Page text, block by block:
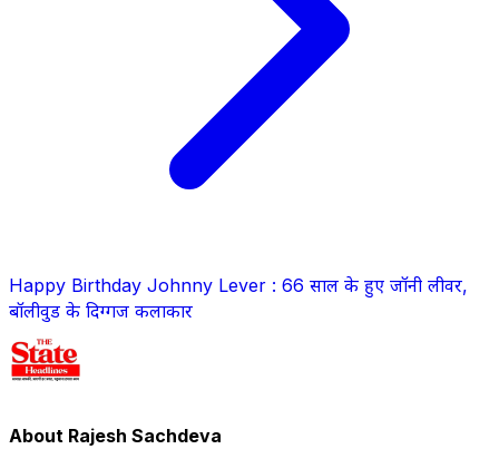
Happy Birthday Johnny Lever : 66 साल के हुए जॉनी लीवर,
बॉलीवुड के दिग्गज कलाकार
About Rajesh Sachdeva